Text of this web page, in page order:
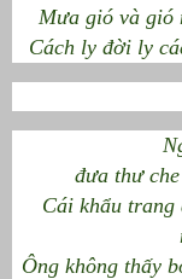
Mưa gió và gió
Cách ly đời ly
đưa thư
Cái khẩu trang
Ông không thấy